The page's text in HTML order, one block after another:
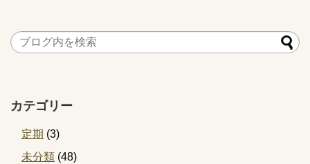
カテゴリー
定期 (3)
未分類 (48)